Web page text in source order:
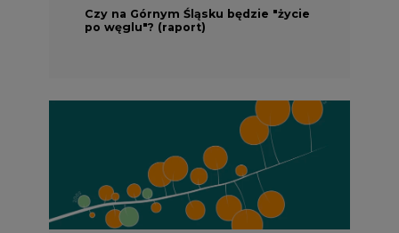
Wyszedł ciekawy raport o stanie
klimatu w Europie